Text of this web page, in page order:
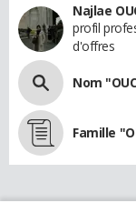
Najlae
profil
d'offres
Nom
Famille